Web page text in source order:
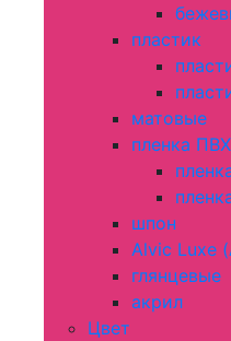
пластик
матовые
пленка ПВХ
шпон
Alvic Luxe
глянцевые
акрил
Цвет